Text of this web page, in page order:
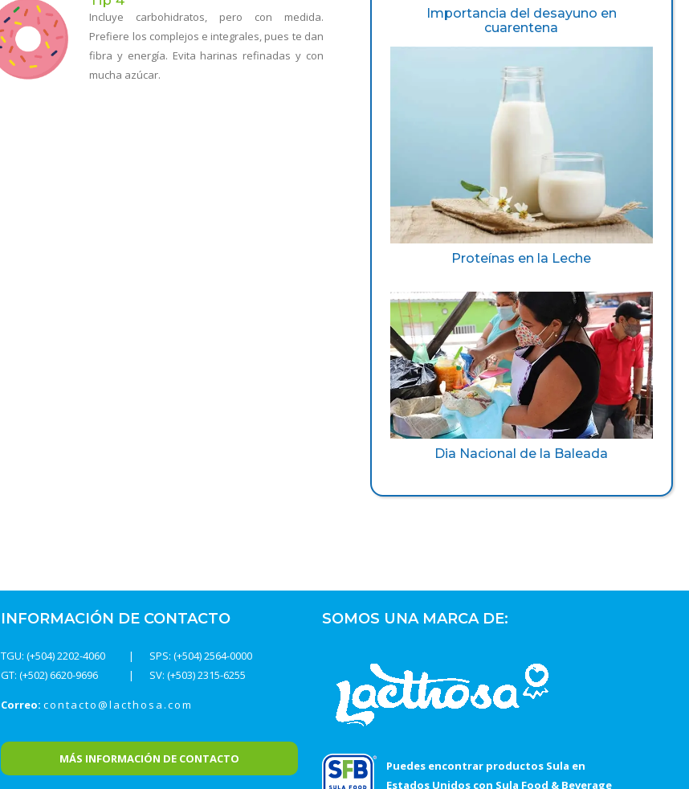
Incluye carbohidratos, pero con medida.
Prefiere los complejos e integrales, pues te dan
fibra y energía. Evita harinas refinadas y con
mucha azúcar.
Importancia del desayuno en
cuarentena
Proteínas en la Leche
Dia Nacional de la Baleada
INFORMACIÓN DE CONTACTO
TGU: (+504) 2202-4060
SPS: (+504) 2564-0000
SV: (+503) 2315-6255
GT: (+502) 6620-9696
Correo: contacto@lacthosa.com
MÁS INFORMACIÓN DE CONTACTO
SOMOS UNA MARCA DE:
Puedes encontrar productos Sula en
Estados Unidos con Sula Food & Beverage